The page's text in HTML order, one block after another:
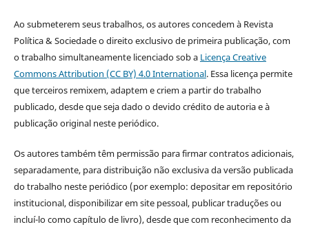
Ao submeterem seus trabalhos, os autores concedem à Revista
Política & Sociedade o direito exclusivo de primeira publicação, com
o trabalho simultaneamente licenciado sob a Licença Creative
Commons Attribution (CC BY) 4.0 International. Essa licença permite
que terceiros remixem, adaptem e criem a partir do trabalho
publicado, desde que seja dado o devido crédito de autoria e à
publicação original neste periódico.
Os autores também têm permissão para firmar contratos adicionais,
separadamente, para distribuição não exclusiva da versão publicada
do trabalho neste periódico (por exemplo: depositar em repositório
institucional, disponibilizar em site pessoal, publicar traduções ou
incluí-lo como capítulo de livro), desde que com reconhecimento da